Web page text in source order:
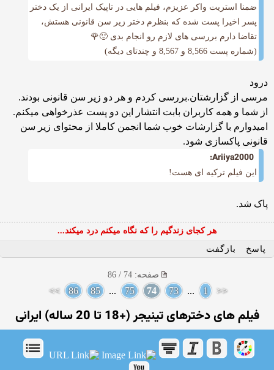
ضمنا استریت واکر عزیزم، فیلم هایی در تاپیک ایرانی از یک دختر
پسر اخیرا پست شده که بنظرم دختر زیر سن قانونی هستش،
تقاضا دارم بررسی های لازم رو انجام بدی 🙂🌹
(شماره پست 8,566 و 8,567 و چندتای دیگه)
درود
مرسی از گزارشتان.بررسی کردم و هر دو زیر سن قانونی بودند.
از شما و همه کاربران بابت انتشار این دو‌ پست عذرخواهی میکنم.
امیدوارم با گزارشات خوب شما انجمن کاملا از محتوای زیر سن
قانونی پاکسازی شود.
Ariiya2000:
این فیلم ترکیه ای هست!
پاک شد.
هر کجای زندگیم را که نگاه میکنم درد میکند...
پاسخ
بازگفت
صفحه: 74 / 86
<<
1
...
73
74
75
...
85
86
>>
فیلم های دخترهای تینیجر (+18 تا 20 ساله) ایرانی